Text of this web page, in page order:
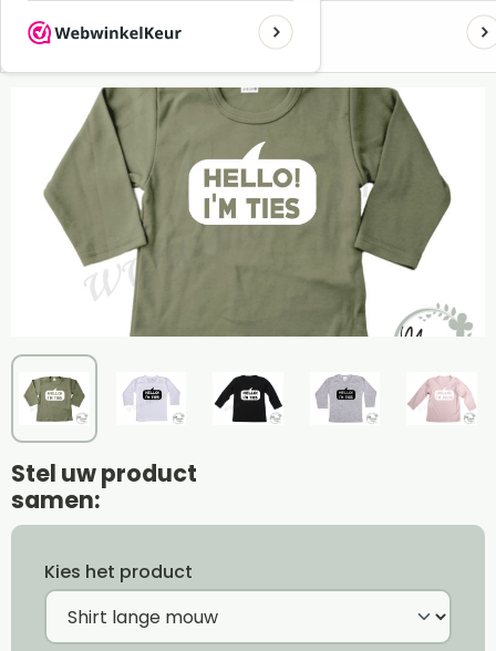
Hello I am *naam*
Stel uw product
samen:
Kies het product